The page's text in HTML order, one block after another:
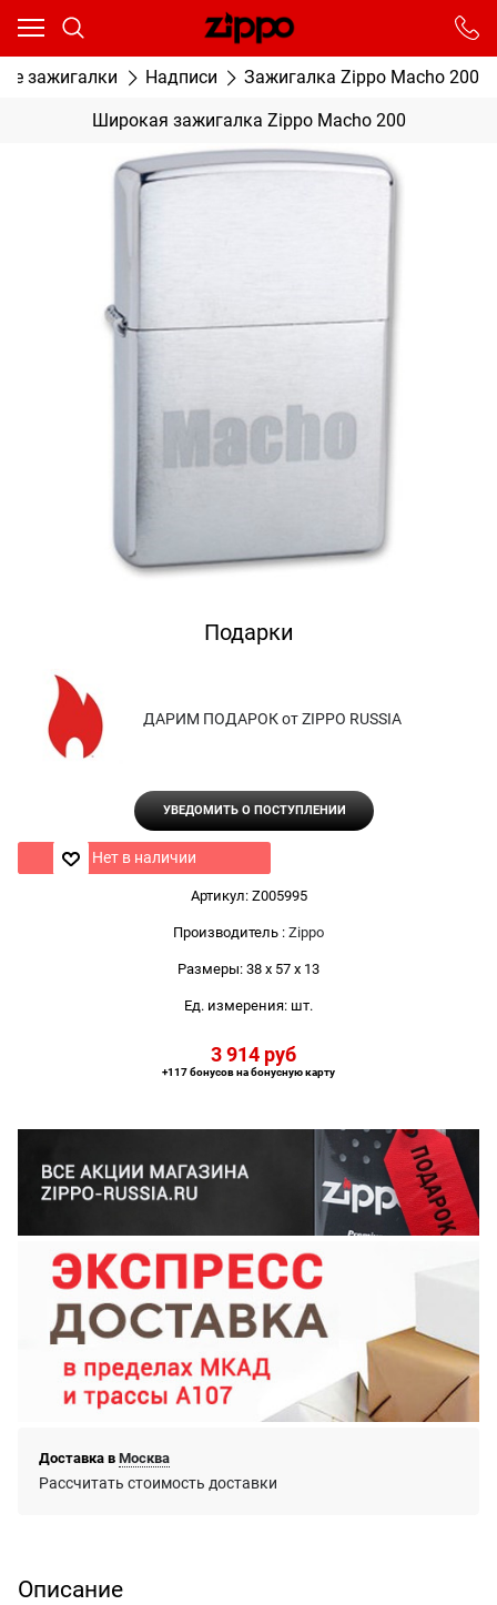
зажигалки Надписи Зажигалка Zippo Macho 200
Широкая зажигалка Zippo Macho 200
Подарки
ДАРИМ ПОДАРОК от ZIPPO RUSSIA
УВЕДОМИТЬ О ПОСТУПЛЕНИИ
Нет в наличии
Артикул: Z005995
Производитель : Zippo
Размеры: 38 x 57 x 13
Ед. измерения: шт.
3 914 руб
+117 бонусов на бонусную карту
Доставка в Москва
Рассчитать стоимость доставки
Описание
Ваш город - Москва,
От выбранного города зависят сроки доставки